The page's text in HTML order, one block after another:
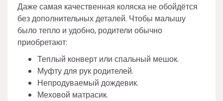
Даже самая качественная коляска не обойдётся
без дополнительных деталей. Чтобы малышу
было тепло и удобно, родители обычно
приобретают:
Теплый конверт или спальный мешок.
Муфту для рук родителей.
Непродуваемый дождевик.
Меховой матрасик.